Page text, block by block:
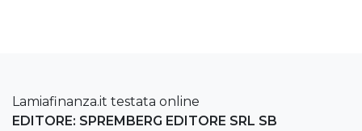
Lamiafinanza.it testata online
EDITORE: SPREMBERG EDITORE SRL SB